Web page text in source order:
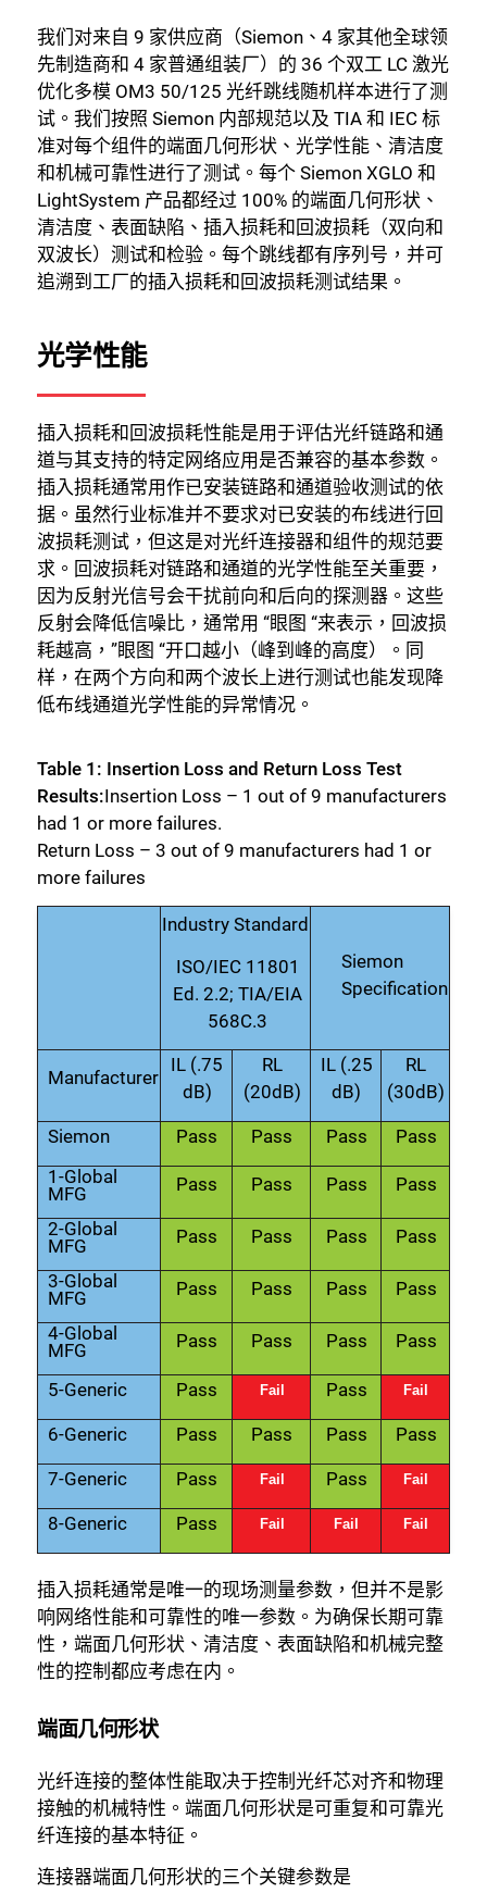
我们对来自 9 家供应商（Siemon、4 家其他全球领
先制造商和 4 家普通组装厂）的 36 个双工 LC 激光
优化多模 OM3 50/125 光纤跳线随机样本进行了测
试。我们按照 Siemon 内部规范以及 TIA 和 IEC 标
准对每个组件的端面几何形状、光学性能、清洁度
和机械可靠性进行了测试。每个 Siemon XGLO 和
LightSystem 产品都经过 100% 的端面几何形状、
清洁度、表面缺陷、插入损耗和回波损耗（双向和
双波长）测试和检验。每个跳线都有序列号，并可
追溯到工厂的插入损耗和回波损耗测试结果。
光学性能
插入损耗和回波损耗性能是用于评估光纤链路和通
道与其支持的特定网络应用是否兼容的基本参数。
插入损耗通常用作已安装链路和通道验收测试的依
据。虽然行业标准并不要求对已安装的布线进行回
波损耗测试，但这是对光纤连接器和组件的规范要
求。回波损耗对链路和通道的光学性能至关重要，
因为反射光信号会干扰前向和后向的探测器。这些
反射会降低信噪比，通常用 “眼图 “来表示，回波损
耗越高，”眼图 “开口越小（峰到峰的高度）。同
样，在两个方向和两个波长上进行测试也能发现降
低布线通道光学性能的异常情况。
Table 1: Insertion Loss and Return Loss Test
Results:Insertion Loss – 1 out of 9 manufacturers
had 1 or more failures.
Return Loss – 3 out of 9 manufacturers had 1 or
more failures
Industry Standard
ISO/IEC 11801
Ed. 2.2; TIA/EIA
568C.3
Siemon
Specification
Manufacturer
IL (.75
dB)
RL
(20dB)
IL (.25
dB)
RL
(30dB)
Siemon Pass Pass Pass
Pass
1-Global
MFG
Pass Pass Pass Pass
2-Global
MFG
Pass Pass Pass Pass
3-Global
MFG
Pass Pass Pass Pass
4-Global
MFG
Pass Pass Pass Pass
5-Generic Pass Fail Pass Fail
6-Generic Pass Pass Pass Pass
7-Generic Pass Fail Pass Fail
8-Generic Pass Fail Fail Fail
插入损耗通常是唯一的现场测量参数，但并不是影
响网络性能和可靠性的唯一参数。为确保长期可靠
性，端面几何形状、清洁度、表面缺陷和机械完整
性的控制都应考虑在内。
端面几何形状
光纤连接的整体性能取决于控制光纤芯对齐和物理
接触的机械特性。端面几何形状是可重复和可靠光
纤连接的基本特征。
连接器端面几何形状的三个关键参数是